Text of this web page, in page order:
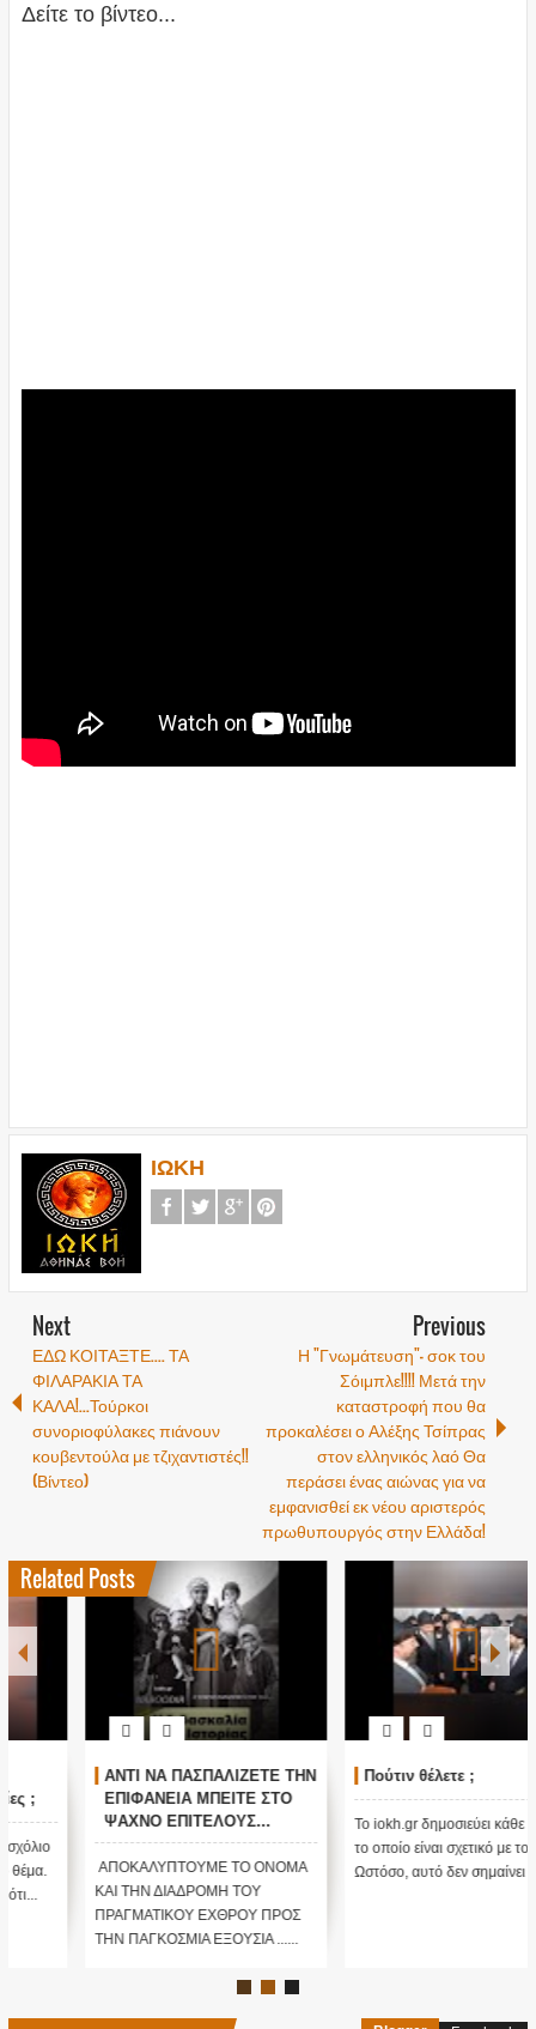
Δείτε το βίντεο...
ΙΩΚΗ
Next
ΕΔΩ ΚΟΙΤΑΞΤΕ.... ΤΑ
ΦΙΛΑΡΑΚΙΑ ΤΑ
ΚΑΛΑ!...Τούρκοι
συνοριοφύλακες πιάνουν
κουβεντούλα με τζιχαντιστές!!
(Βίντεο)
Previous
Η "Γνωμάτευση"- σοκ του
Σόιμπλε!!!! Μετά την
καταστροφή που θα
προκαλέσει ο Αλέξης Τσίπρας
στον ελληνικός λαό Θα
περάσει ένας αιώνας για να
εμφανισθεί εκ νέου αριστερός
πρωθυπουργός στην Ελλάδα!
Related Posts
ΑΝΤΙ ΝΑ ΠΑΣΠΑΛΙΖΕΤΕ ΤΗΝ
ΕΠΙΦΑΝΕΙΑ ΜΠΕΙΤΕ ΣΤΟ
ΨΑΧΝΟ ΕΠΙΤΕΛΟΥΣ...
ΑΛΗΘΕΙΑ ΠΟΙΟ
ΠΡΑΓΜΑΤΙΚΑ ΕΙΝΑΙ ΤΟ
ΟΝΟΜΑ ΤΟΥ ΕΧΘΡΟΥ; ΠΩΣ
ΤΑ ΕΚΑΝΕ ΟΛΑ... ΑΛΛΙΩΣ...
ΚΙ ΟΛΑ ΚΑΤΑ ΤΗΣ
ΑΠΟΚΑΛΥΠΤΟΥΜΕ ΤΟ ΟΝΟΜΑ
ΚΑΙ ΤΗΝ ΔΙΑΔΡΟΜΗ ΤΟΥ
ΠΡΑΓΜΑΤΙΚΟΥ ΕΧΘΡΟΥ ΠΡΟΣ
ΤΗΝ ΠΑΓΚΟΣΜΙΑ ΕΞΟΥΣΙΑ ......
Πούτιν θέλετε ;
Το iokh.gr δημοσιεύει κάθε σχόλιο
το οποίο είναι σχετικό με το θέμα.
Ωστόσο, αυτό δεν σημαίνει ότι...